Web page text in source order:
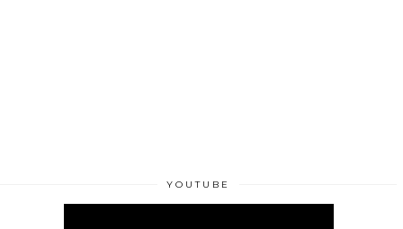
YOUTUBE